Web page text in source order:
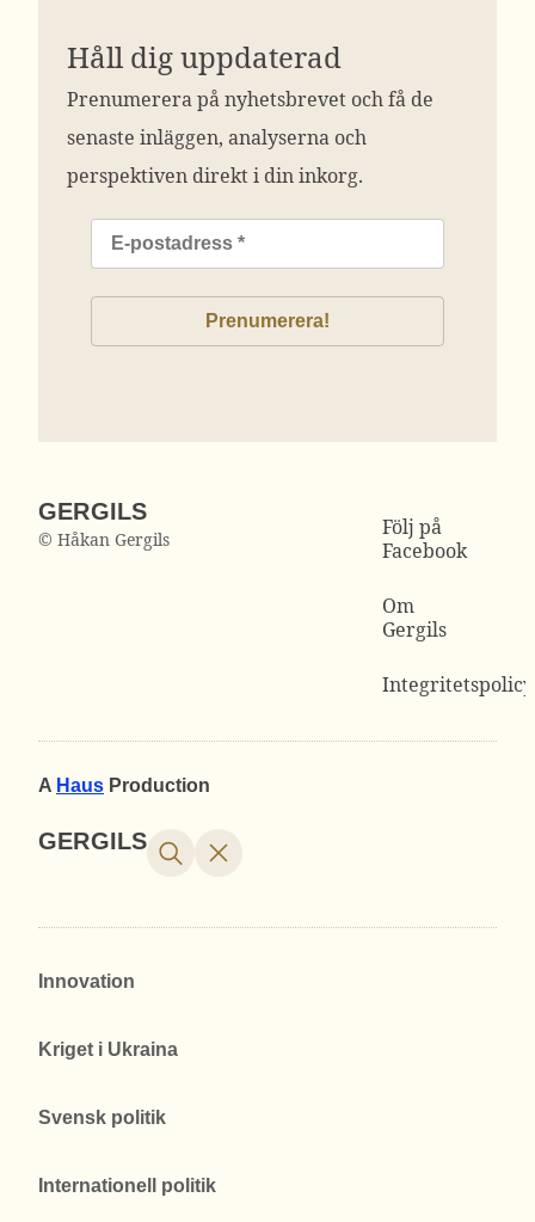
Håll dig uppdaterad
Prenumerera på nyhetsbrevet och få de
senaste inläggen, analyserna och
perspektiven direkt i din inkorg.
GERGILS
© Håkan Gergils
Följ på
Facebook
Om
Gergils
Integritetspolicy
A Haus Production
GERGILS
Innovation
Kriget i Ukraina
Svensk politik
Internationell politik